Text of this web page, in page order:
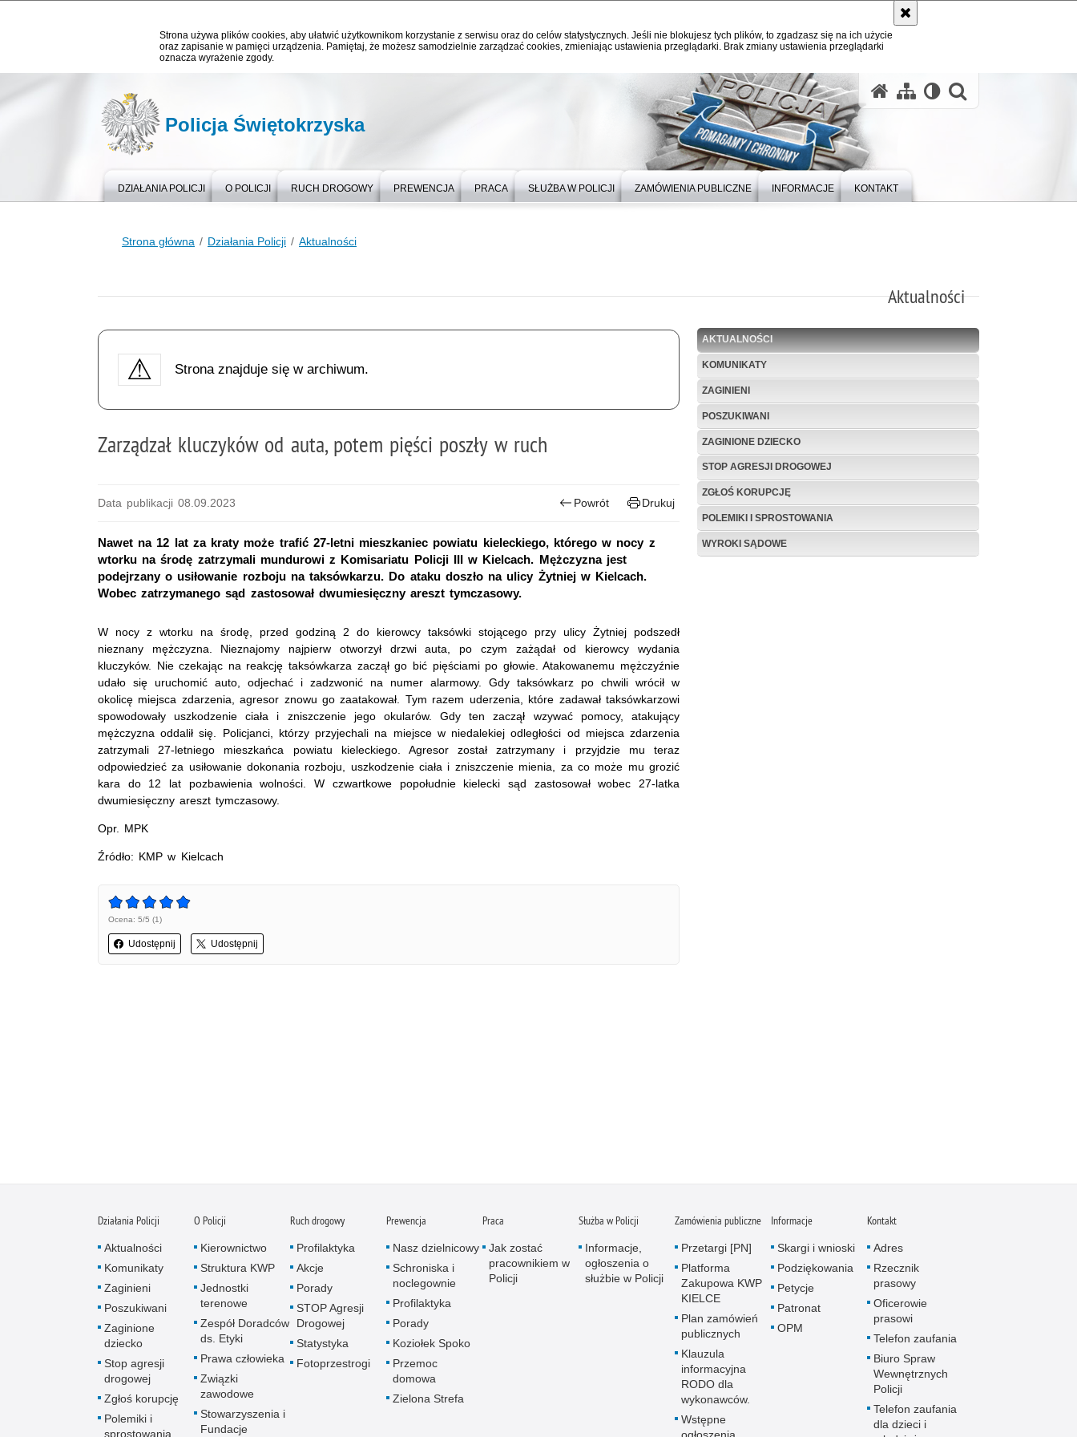
Strona używa plików cookies, aby ułatwić użytkownikom korzystanie z serwisu oraz do celów statystycznych. Jeśli nie blokujesz tych plików, to zgadzasz się na ich użycie
oraz zapisanie w pamięci urządzenia. Pamiętaj, że możesz samodzielnie zarządzać cookies, zmieniając ustawienia przeglądarki. Brak zmiany ustawienia przeglądarki
oznacza wyrażenie zgody.
Policja Świętokrzyska
DZIAŁANIA POLICJI O POLICJI RUCH DROGOWY PREWENCJA PRACA SŁUŻBA W POLICJI ZAMÓWIENIA PUBLICZNE INFORMACJE KONTAKT
Strona główna Działania Policji Aktualności
Aktualności
AKTUALNOŚCI
KOMUNIKATY
ZAGINIENI
POSZUKIWANI
ZAGINIONE DZIECKO
STOP AGRESJI DROGOWEJ
ZGŁOŚ KORUPCJĘ
POLEMIKI I SPROSTOWANIA
WYROKI SĄDOWE
Strona znajduje się w archiwum.
Zarządzał kluczyków od auta, potem pięści poszły w ruch
Data publikacji 08.09.2023 Powrót Drukuj
Nawet na 12 lat za kraty może trafić 27-letni mieszkaniec powiatu kieleckiego, którego w nocy z
wtorku na środę zatrzymali mundurowi z Komisariatu Policji III w Kielcach. Mężczyzna jest
podejrzany o usiłowanie rozboju na taksówkarzu. Do ataku doszło na ulicy Żytniej w Kielcach.
Wobec zatrzymanego sąd zastosował dwumiesięczny areszt tymczasowy.
W nocy z wtorku na środę, przed godziną 2 do kierowcy taksówki stojącego przy ulicy Żytniej podszedł
nieznany mężczyzna. Nieznajomy najpierw otworzył drzwi auta, po czym zażądał od kierowcy wydania
kluczyków. Nie czekając na reakcję taksówkarza zaczął go bić pięściami po głowie. Atakowanemu mężczyźnie
udało się uruchomić auto, odjechać i zadzwonić na numer alarmowy. Gdy taksówkarz po chwili wrócił w
okolicę miejsca zdarzenia, agresor znowu go zaatakował. Tym razem uderzenia, które zadawał taksówkarzowi
spowodowały uszkodzenie ciała i zniszczenie jego okularów. Gdy ten zaczął wzywać pomocy, atakujący
mężczyzna oddalił się. Policjanci, którzy przyjechali na miejsce w niedalekiej odległości od miejsca zdarzenia
zatrzymali 27-letniego mieszkańca powiatu kieleckiego. Agresor został zatrzymany i przyjdzie mu teraz
odpowiedzieć za usiłowanie dokonania rozboju, uszkodzenie ciała i zniszczenie mienia, za co może mu grozić
kara do 12 lat pozbawienia wolności. W czwartkowe popołudnie kielecki sąd zastosował wobec 27-latka
dwumiesięczny areszt tymczasowy.
Opr. MPK
Źródło: KMP w Kielcach
Ocena: 5/5 (1)
Udostępnij Udostępnij
Działania Policji
Aktualności
Komunikaty
Zaginieni
Poszukiwani
Zaginione
dziecko
Stop agresji
drogowej
Zgłoś korupcję
Polemiki i
sprostowania
O Policji
Kierownictwo
Struktura KWP
Jednostki
terenowe
Zespół Doradców
ds. Etyki
Prawa człowieka
Związki
zawodowe
Stowarzyszenia i
Fundacje
Ruch drogowy
Profilaktyka
Akcje
Porady
STOP Agresji
Drogowej
Statystyka
Fotoprzestrogi
Prewencja
Nasz dzielnicowy
Schroniska i
noclegownie
Profilaktyka
Porady
Koziołek Spoko
Przemoc
domowa
Zielona Strefa
Praca
Jak zostać
pracownikiem w
Policji
Służba w Policji
Informacje,
ogłoszenia o
służbie w Policji
Zamówienia publiczne
Przetargi [PN]
Platforma
Zakupowa KWP
KIELCE
Plan zamówień
publicznych
Klauzula
informacyjna
RODO dla
wykonawców.
Wstępne
Informacje
Skargi i wnioski
Podziękowania
Petycje
Patronat
OPM
Kontakt
Adres
Rzecznik
prasowy
Oficerowie
prasowi
Telefon zaufania
Biuro Spraw
Wewnętrznych
Policji
Telefon zaufania
dla dzieci i